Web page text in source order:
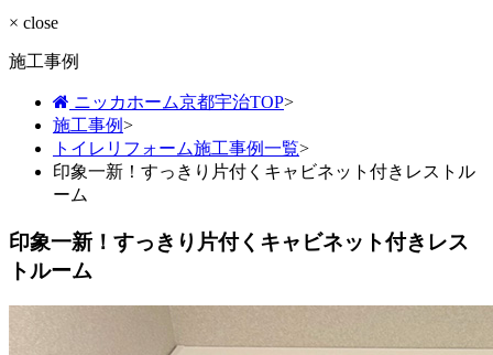
× close
施工事例
ニッカホーム京都宇治TOP>
施工事例>
トイレリフォーム施工事例一覧>
印象一新！すっきり片付くキャビネット付きレストル
ーム
印象一新！すっきり片付くキャビネット付きレス
トルーム